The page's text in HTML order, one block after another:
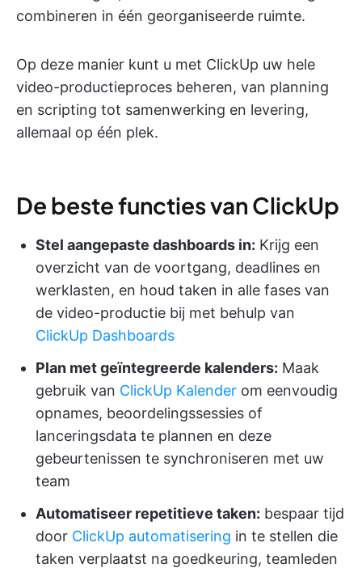
combineren in één georganiseerde ruimte.
Op deze manier kunt u met ClickUp uw hele
video-productieproces beheren, van planning
en scripting tot samenwerking en levering,
allemaal op één plek.
De beste functies van ClickUp
Stel aangepaste dashboards in: Krijg een
overzicht van de voortgang, deadlines en
werklasten, en houd taken in alle fases van
de video-productie bij met behulp van
ClickUp Dashboards
Plan met geïntegreerde kalenders: Maak
gebruik van ClickUp Kalender om eenvoudig
opnames, beoordelingssessies of
lanceringsdata te plannen en deze
gebeurtenissen te synchroniseren met uw
team
Automatiseer repetitieve taken: bespaar tijd
door ClickUp automatisering in te stellen die
taken verplaatst na goedkeuring, teamleden